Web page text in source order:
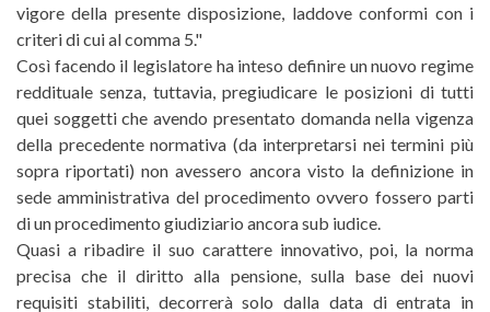
vigore della presente disposizione, laddove conformi con i
criteri di cui al comma 5."
Così facendo il legislatore ha inteso definire un nuovo regime
reddituale senza, tuttavia, pregiudicare le posizioni di tutti
quei soggetti che avendo presentato domanda nella vigenza
della precedente normativa (da interpretarsi nei termini più
sopra riportati) non avessero ancora visto la definizione in
sede amministrativa del procedimento ovvero fossero parti
di un procedimento giudiziario ancora sub iudice.
Quasi a ribadire il suo carattere innovativo, poi, la norma
precisa che il diritto alla pensione, sulla base dei nuovi
requisiti stabiliti, decorrerà solo dalla data di entrata in